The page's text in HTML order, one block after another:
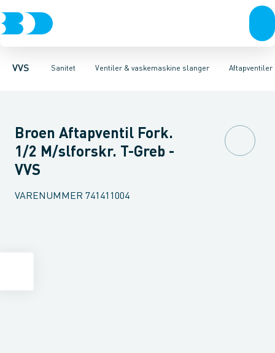
VVS Sanitet
Rør & fittingsPressfittings & rørKuglehaner & ventilerAfløb
Ventiler & vaskemaskine slanger
Toiletter, sæder og cisternerVaskeArmaturerBrusereAftapventiler
Servanteventiler Stopventiler & kuglehanerAftapventiler &
Broen Aftapventil Fork.
1/2 M/slforskr. T-Greb -
VVS
VARENUMMER 741411004